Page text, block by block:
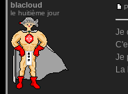
blacloud
le huitième jour
Je
Je
La